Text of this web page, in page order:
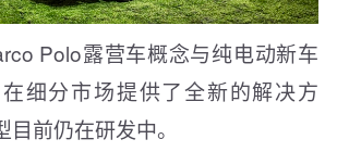
Polo露营车概念与纯电动新车
细分市场提供了全新的解决方
前仍在研发中。